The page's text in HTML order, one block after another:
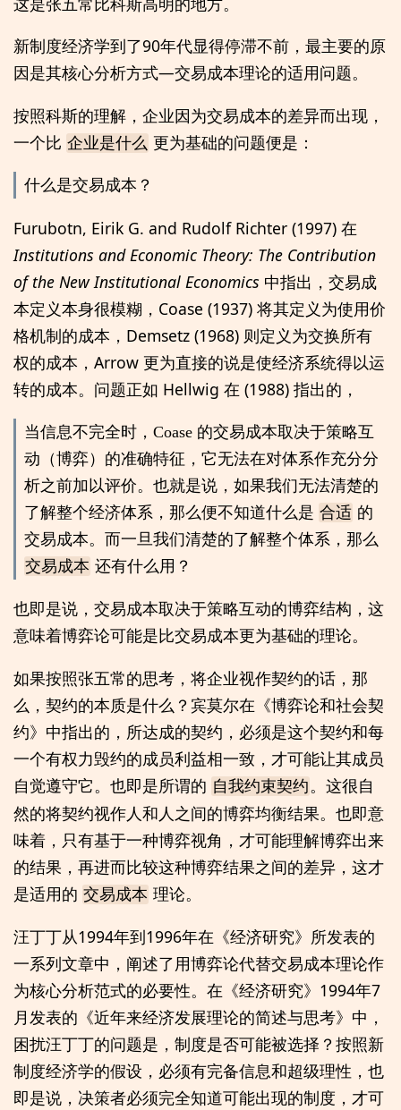
新制度经济学到了90年代显得停滞不前，最主要的原
因是其核心分析方式—交易成本理论的适用问题。
按照科斯的理解，企业因为交易成本的差异而出现，
一个比 企业是什么 更为基础的问题便是：
什么是交易成本？
Furubotn, Eirik G. and Rudolf Richter (1997) 在
Institutions and Economic Theory: The Contribution
of the New Institutional Economics 中指出，交易成
本定义本身很模糊，Coase (1937) 将其定义为使用价
格机制的成本，Demsetz (1968) 则定义为交换所有
权的成本，Arrow 更为直接的说是使经济系统得以运
转的成本。问题正如 Hellwig 在 (1988) 指出的，
当信息不完全时，Coase 的交易成本取决于策略互
动（博弈）的准确特征，它无法在对体系作充分分
析之前加以评价。也就是说，如果我们无法清楚的
了解整个经济体系，那么便不知道什么是 合适 的
交易成本。而一旦我们清楚的了解整个体系，那么
交易成本 还有什么用？
也即是说，交易成本取决于策略互动的博弈结构，这
意味着博弈论可能是比交易成本更为基础的理论。
如果按照张五常的思考，将企业视作契约的话，那
么，契约的本质是什么？宾莫尔在《博弈论和社会契
约》中指出的，所达成的契约，必须是这个契约和每
一个有权力毁约的成员利益相一致，才可能让其成员
自觉遵守它。也即是所谓的 自我约束契约 。这很自
然的将契约视作人和人之间的博弈均衡结果。也即意
味着，只有基于一种博弈视角，才可能理解博弈出来
的结果，再进而比较这种博弈结果之间的差异，这才
是适用的 交易成本 理论。
汪丁丁从1994年到1996年在《经济研究》所发表的
一系列文章中，阐述了用博弈论代替交易成本理论作
为核心分析范式的必要性。在《经济研究》1994年7
月发表的《近年来经济发展理论的简述与思考》中，
困扰汪丁丁的问题是，制度是否可能被选择？按照新
制度经济学的假设，必须有完备信息和超级理性，也
即是说，决策者必须完全知道可能出现的制度，才可